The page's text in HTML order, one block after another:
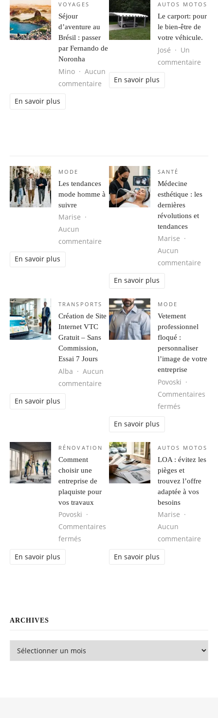
VOYAGES
Séjour
d’aventure au
Brésil : passer
par Fernando de
Noronha
Mino
Aucun
commentaire sur Séjour d’aventure au Brésil :
En savoir plus
AUTOS MOTOS
Le carport: pour
le bien-être de
votre véhicule.
José
Un
commentaire
En savoir plus
MODE
Les tendances
mode homme à
suivre
Marise
Aucun
commentaire sur Les tendances mode homme à
En savoir plus
SANTÉ
Médecine
esthétique : les
dernières
révolutions et
tendances
Marise
Aucun
commentaire
En savoir plus
TRANSPORTS
Création de Site
Internet VTC
Gratuit – Sans
Commission,
Essai 7 Jours
Alba
Aucun
commentaire sur Création de Site Internet VTC
En savoir plus
MODE
Vetement
professionnel
floqué :
personnaliser
l’image de votre
entreprise
Povoski
Commentaires
fermés
En savoir plus
RÉNOVATION
Comment
choisir une
entreprise de
plaquiste pour
vos travaux
Povoski
Commentaires
fermés sur Comment choisir une entreprise de
En savoir plus
AUTOS MOTOS
LOA : évitez les
pièges et
trouvez l’offre
adaptée à vos
besoins
Marise
Aucun
commentaire
En savoir plus
ARCHIVES
Archives